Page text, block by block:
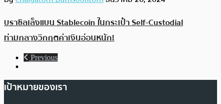
บราซิลเล็งแบน Stablecoin ในกระเป๋า Self-Custodial
ท่ามกลางวิกฤตค่าเงินอ่อนหนัก!
Previous
เป้าหมายของเรา